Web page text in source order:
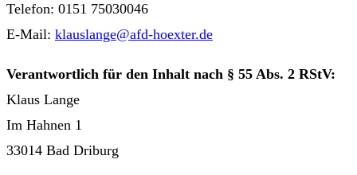
Telefon: 0151 75030046
E-Mail: klauslange@afd-hoexter.de
Verantwortlich für den Inhalt nach § 55 Abs. 2 RStV:
Klaus Lange
Im Hahnen 1
33014 Bad Driburg